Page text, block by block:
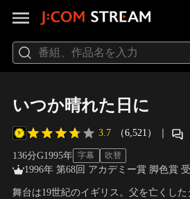
いつか晴れた日に
3.7 （6,521） ｜
136分G1995年 字幕 吹替
1996年 第68回 アカデミー賞 脚色賞
舞台は19世紀のイギリス。父を亡くした